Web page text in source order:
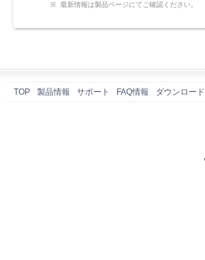
最新情報は製品ページにてご確認ください。
TOP 製品情報 サポート FAQ情報 ダウンロード